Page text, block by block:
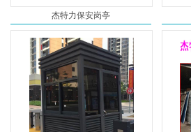
杰特力保安岗亭